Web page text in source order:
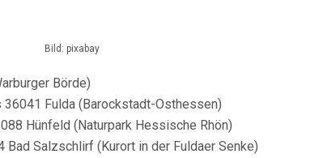
Bild: pixabay
Börde)
Fulda (Barockstadt-Osthessen)
Hünfeld (Naturpark Hessische Rhön)
Bad Salzschlirf (Kurort in der Fuldaer Senke)